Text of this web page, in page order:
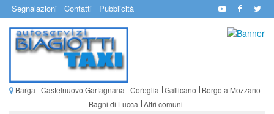
Segnalazioni Contatti Pubblicità
Barga Castelnuovo Garfagnana Coreglia Gallicano
Borgo a Mozzano
Bagni di Lucca Altri comuni